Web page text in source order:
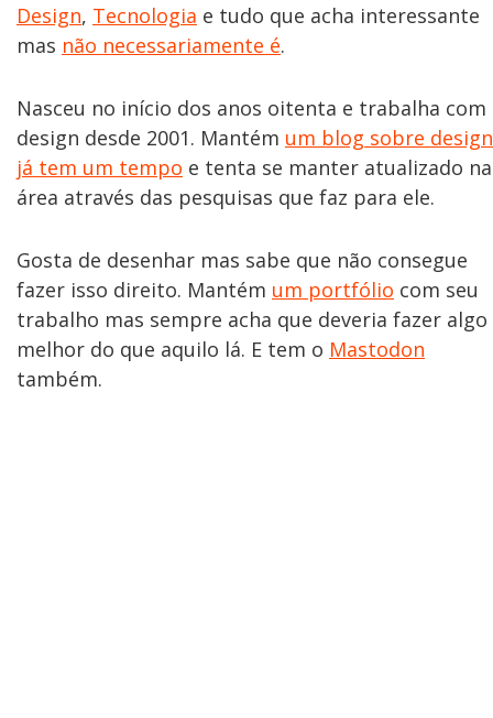
Design, Tecnologia e tudo que acha interessante
mas não necessariamente é.
Nasceu no início dos anos oitenta e trabalha com
design desde 2001. Mantém um blog sobre design
já tem um tempo e tenta se manter atualizado na
área através das pesquisas que faz para ele.
Gosta de desenhar mas sabe que não consegue
fazer isso direito. Mantém um portfólio com seu
trabalho mas sempre acha que deveria fazer algo
melhor do que aquilo lá. E tem o Mastodon
também.